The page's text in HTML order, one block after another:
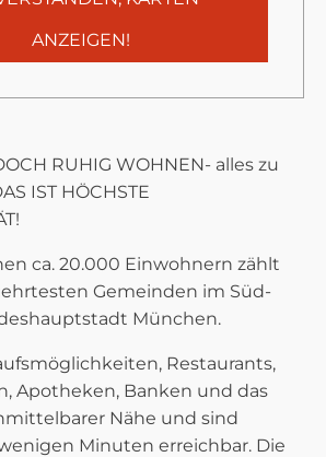
ANZEIGEN!
RUHIG WOHNEN- alles zu
IST HÖCHSTE
ca. 20.000 Einwohnern zählt
Gemeinden im Süd-
München.
Restaurants,
Apotheken, Banken und das
Nähe und sind
Minuten erreichbar. Die